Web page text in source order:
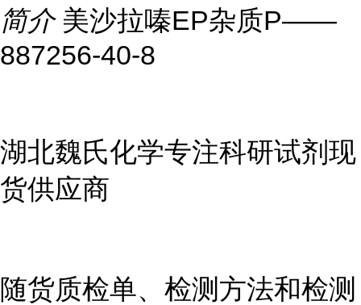
简介 美沙拉嗪EP杂质P——
887256-40-8
湖北魏氏化学专注科研试剂现
货供应商
随货质检单、检测方法和检测